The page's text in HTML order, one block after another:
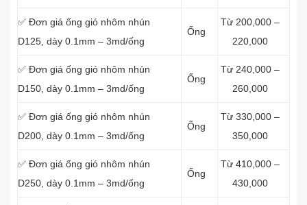
✅ Đơn giá ống gió nhôm nhún
D125, dày 0.1mm – 3md/ống
Ống
Từ 200,000 –
220,000
✅ Đơn giá ống gió nhôm nhún
D150, dày 0.1mm – 3md/ống
Ống
Từ 240,000 –
260,000
✅ Đơn giá ống gió nhôm nhún
D200, dày 0.1mm – 3md/ống
Ống
Từ 330,000 –
350,000
✅ Đơn giá ống gió nhôm nhún
D250, dày 0.1mm – 3md/ống
Ống
Từ 410,000 –
430,000